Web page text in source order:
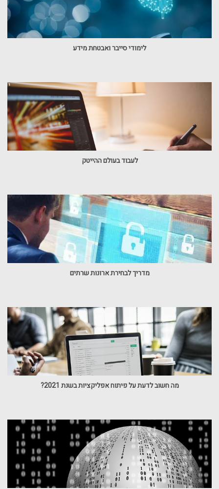
לימודי סייבר ואבטחת מידע
לעבוד בעולם ההייטק
מדריך לבחירת ארונות שרתים
מה חשוב לדעת על פיתוח אפליקציות בשנת 2021?